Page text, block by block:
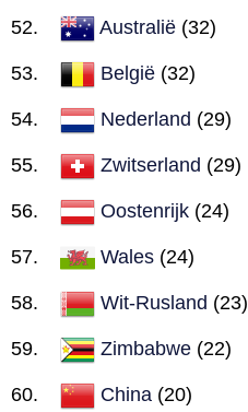
Australië (32)
België (32)
Nederland (29)
Zwitserland (29)
Oostenrijk (24)
Wales (24)
Wit-Rusland (23)
Zimbabwe (22)
China (20)